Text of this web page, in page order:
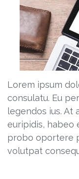
Lorem ipsum
consulatu. Eu
legendos ius. At
euripidis, habeo
probo oportere
volutpat